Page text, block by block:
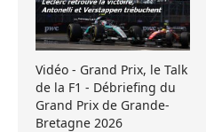
Vidéo - Grand Prix, le Talk
de la F1 - Débriefing du
Grand Prix de Grande-
Bretagne 2026